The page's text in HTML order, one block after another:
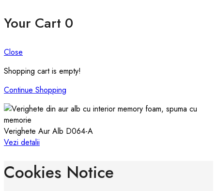
Your Cart 0
Close
Shopping cart is empty!
Continue Shopping
Verighete Aur Alb D064-A
Vezi detalii
Cookies Notice